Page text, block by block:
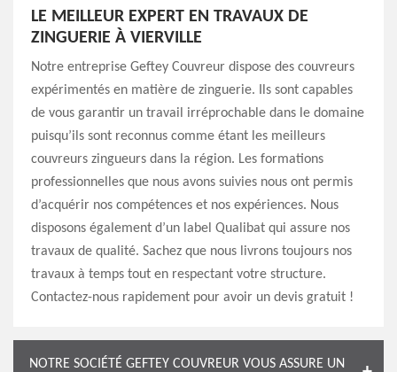
LE MEILLEUR EXPERT EN TRAVAUX DE
ZINGUERIE À VIERVILLE
Notre entreprise Geftey Couvreur dispose des couvreurs
expérimentés en matière de zinguerie. Ils sont capables
de vous garantir un travail irréprochable dans le domaine
puisqu’ils sont reconnus comme étant les meilleurs
couvreurs zingueurs dans la région. Les formations
professionnelles que nous avons suivies nous ont permis
d’acquérir nos compétences et nos expériences. Nous
disposons également d’un label Qualibat qui assure nos
travaux de qualité. Sachez que nous livrons toujours nos
travaux à temps tout en respectant votre structure.
Contactez-nous rapidement pour avoir un devis gratuit !
NOTRE SOCIÉTÉ GEFTEY COUVREUR VOUS ASSURE UN